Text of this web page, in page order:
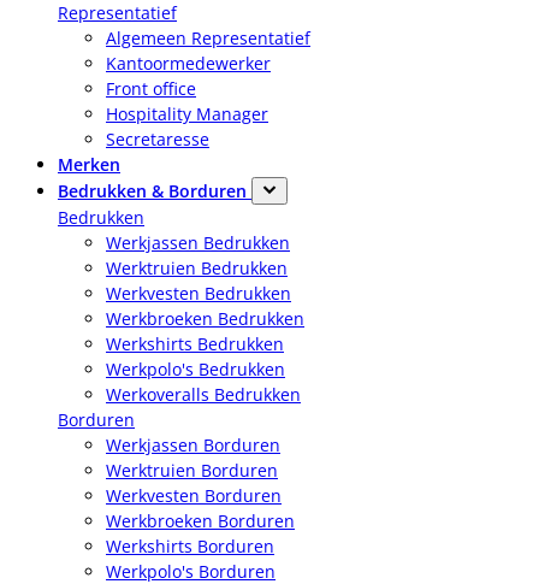
Representatief
Algemeen Representatief
Kantoormedewerker
Front office
Hospitality Manager
Secretaresse
Merken
Bedrukken & Borduren
Bedrukken
Werkjassen Bedrukken
Werktruien Bedrukken
Werkvesten Bedrukken
Werkbroeken Bedrukken
Werkshirts Bedrukken
Werkpolo's Bedrukken
Werkoveralls Bedrukken
Borduren
Werkjassen Borduren
Werktruien Borduren
Werkvesten Borduren
Werkbroeken Borduren
Werkshirts Borduren
Werkpolo's Borduren